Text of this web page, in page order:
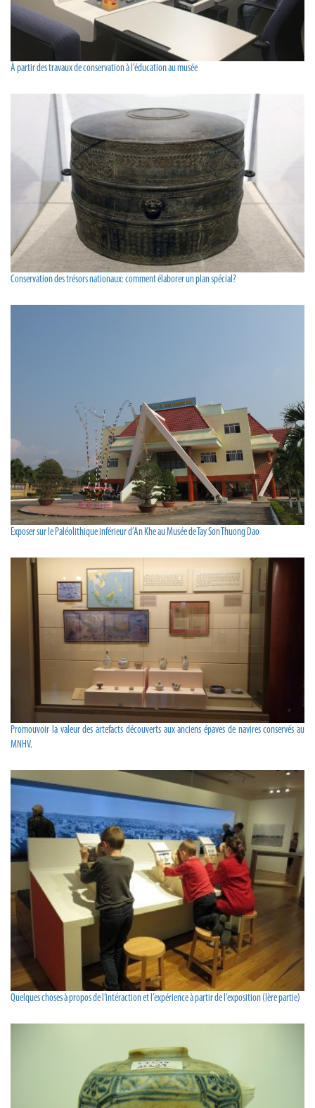
À partir des travaux de conservation à l’éducation au musée
Conservation des trésors nationaux: comment élaborer un plan spécial?
Exposer sur le Paléolithique inférieur d’An Khe au Musée de Tay Son Thuong Dao
Promouvoir la valeur des artefacts découverts aux anciens épaves de navires conservés au
MNHV.
Quelques choses à propos de l’intéraction et l’expérience à partir de l’exposition (Ière partie)